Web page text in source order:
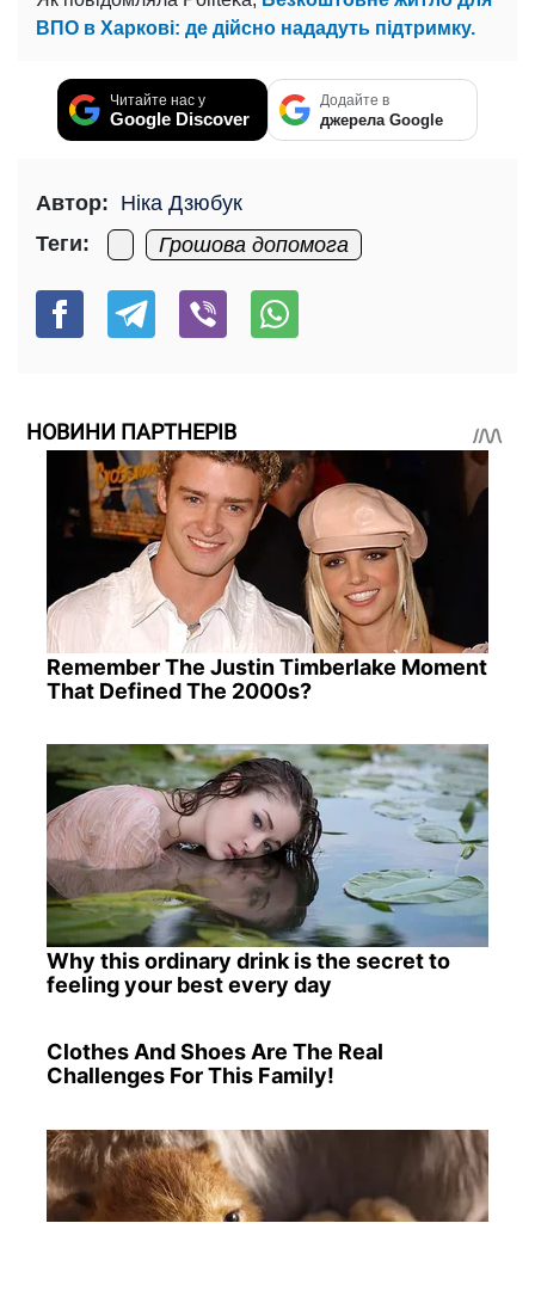
ВПО в Харкові: де дійсно нададуть підтримку.
Читайте нас у
Google Discover
Додайте в
джерела Google
Автор: Ніка Дзюбук
Теги:
Грошова допомога
НОВИНИ ПАРТНЕРІВ
Remember The Justin Timberlake Moment
That Defined The 2000s?
Why this ordinary drink is the secret to
feeling your best every day
Clothes And Shoes Are The Real
Challenges For This Family!